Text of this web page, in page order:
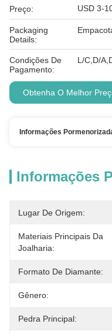
Preço: USD 3-
Packaging
Details:
Condições De
Pagamento:
L/C,D/
Obtenha O Melhor
Informações
Informações
Lugar De Origem:
Materiais Principais Da
Joalharia:
Formato De Diamante:
Gênero:
Pedra Principal: